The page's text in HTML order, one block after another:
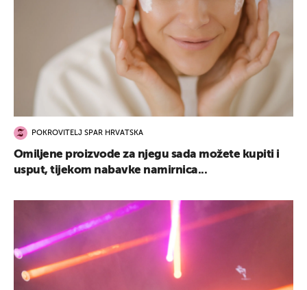
POKROVITELJ SPAR HRVATSKA
Omiljene proizvode za njegu sada možete kupiti i
usput, tijekom nabavke namirnica...